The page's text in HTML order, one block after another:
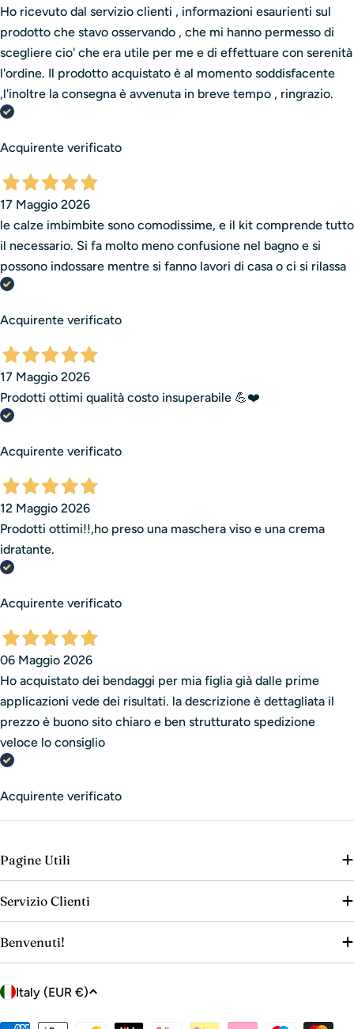
Ho ricevuto dal servizio clienti , informazioni esaurienti sul
prodotto che stavo osservando , che mi hanno permesso di
scegliere cio' che era utile per me e di effettuare con serenità
l'ordine. Il prodotto acquistato è al momento soddisfacente
,l'inoltre la consegna è avvenuta in breve tempo , ringrazio.
Acquirente verificato
17 Maggio 2026
le calze imbimbite sono comodissime, e il kit comprende tutto
il necessario. Si fa molto meno confusione nel bagno e si
possono indossare mentre si fanno lavori di casa o ci si rilassa
Acquirente verificato
17 Maggio 2026
Prodotti ottimi qualità costo insuperabile 💪❤️
Acquirente verificato
12 Maggio 2026
Prodotti ottimi!!,ho preso una maschera viso e una crema
idratante.
Acquirente verificato
06 Maggio 2026
Ho acquistato dei bendaggi per mia figlia già dalle prime
applicazioni vede dei risultati. la descrizione è dettagliata il
prezzo è buono sito chiaro e ben strutturato spedizione
veloce lo consiglio
Acquirente verificato
Pagine Utili
Servizio Clienti
Benvenuti!
C
Italy (EUR €)